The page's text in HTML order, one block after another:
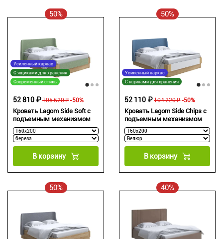
50%
Усиленный каркас
С ящиками для хранения
Современный стиль
Кровать Lagom Side Soft с
подъемным механизмом
105 620 ₽
52 810 ₽ -50%
В корзину
50%
Усиленный каркас
С ящиками для хранения
Кровать Lagom Side Chips с
подъемным механизмом
104 220 ₽
52 110 ₽ -50%
В корзину
50% 40%